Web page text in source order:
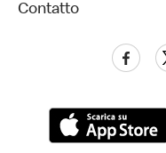
Contatto